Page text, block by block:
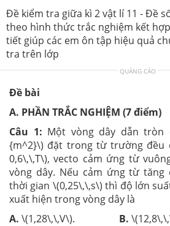
Đề kiểm tra giữa kì 2 vật lí 11 - Đề
theo hình thức trắc nghiệm kết
tiết giúp các em ôn tập hiệu quả
tra trên lớp
QUẢNG CÁO
Đề bài
A. PHẦN TRẮC NGHIỆM (7 điểm)
Câu 1: Một vòng dây dẫn tròn
{m^2}\) đặt trong từ trường đều
0,6\,\,T\), vecto cảm ứng từ
vòng dây. Nếu cảm ứng từ tăng
thời gian \(0,25\,\,s\) thì độ lớn
xuất hiện trong vòng dây là
A. \(1,28\,\,V\). B.